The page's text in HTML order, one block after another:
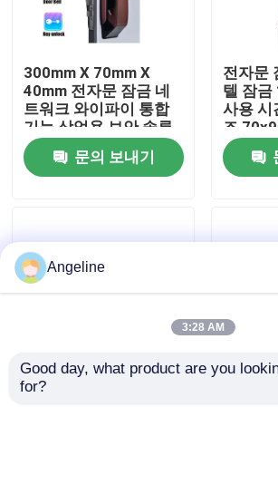
제품
비디오
우리 에 관한 것
품질 관리
사건
300mm X 70mm X
40mm 전자문 잠금 네
트워크 와이파이 통합
기능 상업용 보안 솔루
션에 적합
문의 보내기
전자문
텔 잠금
사용 시
즈
어에 적
PMS 피델리오 표면 장
Angeline
3:28 AM
Good day, what product are you
for?